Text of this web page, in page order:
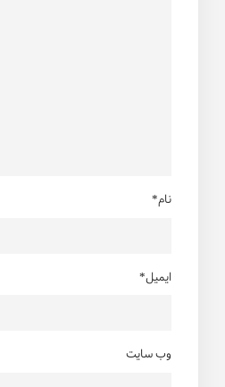
نام*
ایمیل*
وب سایت